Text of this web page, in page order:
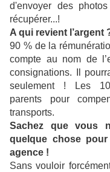
d'envoyer des
récupérer...!
A qui revient l’argent
90 % de la
compte au nom de
consignations. Il
seulement ! Les
parents pour
transports.
Sachez que vous
quelque chose
agence !
Sans vouloir